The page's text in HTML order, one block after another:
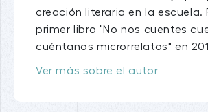
creación literaria en la escuela.
primer libro "No nos cuentes
cuéntanos microrrelatos" en
Ver más sobre el autor